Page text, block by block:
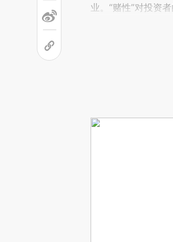
业。“赌性”对投资